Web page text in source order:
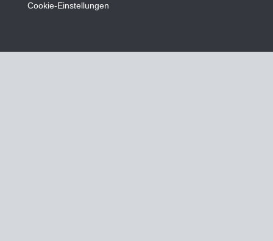
Cookie-Einstellungen